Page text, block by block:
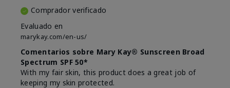
Comprador verificado
Evaluado en
marykay.com/en-us/
Comentarios sobre Mary Kay® Sunscreen Broad
Spectrum SPF 50*
With my fair skin, this product does a great job of
keeping my skin protected.